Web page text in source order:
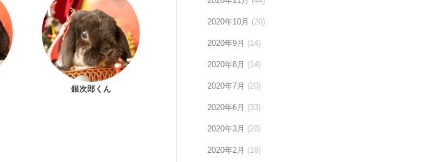
銀次郎くん
2020年10月 (20)
2020年9月 (14)
2020年8月 (14)
2020年7月 (20)
2020年6月 (33)
2020年3月 (20)
2020年2月 (16)